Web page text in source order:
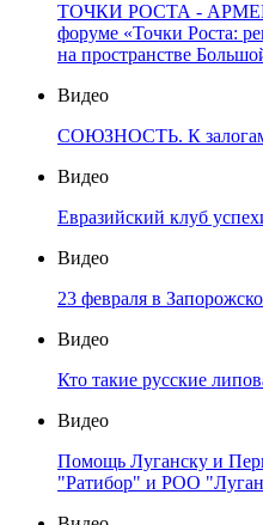
ТОЧКИ РОСТА -
форуме «Точки Роста:
на пространстве
Видео
СОЮЗНОСТЬ. К залогам
Видео
Евразийский клуб
Видео
23 февраля в
Видео
Кто такие русские
Видео
Помощь Луганску и
"Ратибор" и РОО